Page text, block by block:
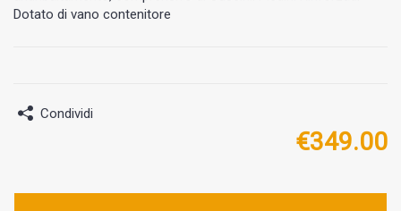
Dotato di vano contenitore
Condividi
€349.00